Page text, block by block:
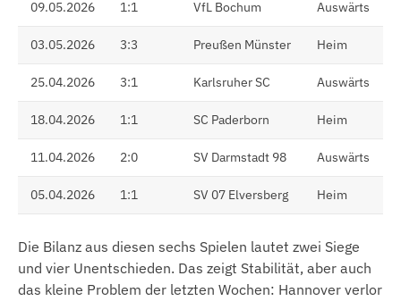
09.05.2026 1:1 VfL Bochum Auswärts
03.05.2026 3:3 Preußen Münster Heim
25.04.2026 3:1 Karlsruher SC Auswärts
18.04.2026 1:1 SC Paderborn Heim
11.04.2026 2:0 SV Darmstadt 98 Auswärts
05.04.2026 1:1 SV 07 Elversberg Heim
Die Bilanz aus diesen sechs Spielen lautet zwei Siege
und vier Unentschieden. Das zeigt Stabilität, aber auch
das kleine Problem der letzten Wochen: Hannover verlor